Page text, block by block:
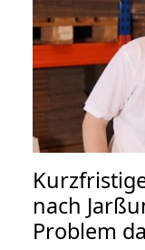
nach
Problem